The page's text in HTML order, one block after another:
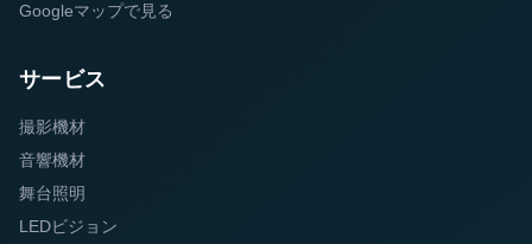
Googleマップで見る
サービス
撮影機材
音響機材
舞台照明
LEDビジョン